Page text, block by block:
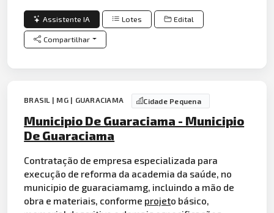
Assistente IA Lotes Edital
Compartilhar
BRASIL | MG | GUARACIAMA Cidade Pequena
Municipio De Guaraciama - Municipio
De Guaraciama
Contratação de empresa especializada para
execução de reforma da academia da saúde, no
municipio de guaraciamamg, incluindo a mão de
obra e materiais, conforme projeto básico,